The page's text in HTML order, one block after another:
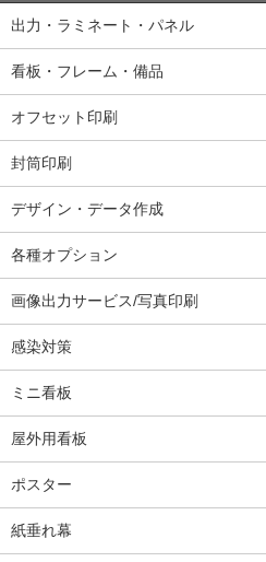
出力・ラミネート・パネル
看板・フレーム・備品
オフセット印刷
封筒印刷
デザイン・データ作成
各種オプション
画像出力サービス/写真印刷
感染対策
ミニ看板
屋外用看板
ポスター
紙垂れ幕